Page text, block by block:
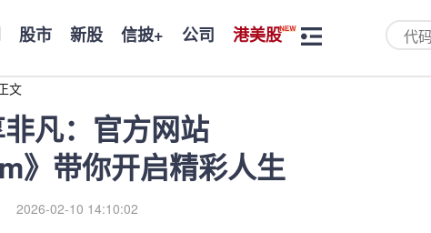
股市 新股 信披+ 公司 港美股
文
凡：官方网站
》带你开启精彩人生
2026-02-10 14:10:02